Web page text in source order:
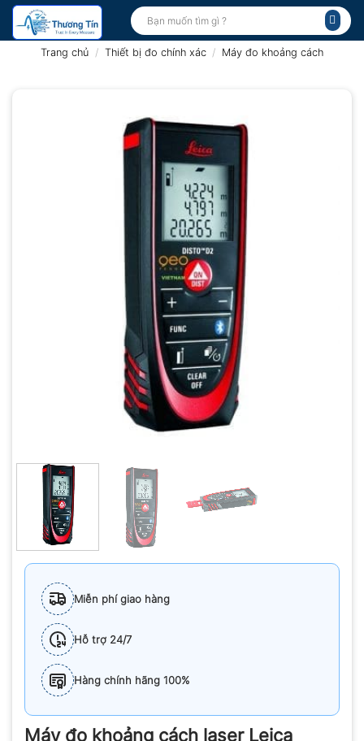
Bỏ
qua
Tìm
kiếm:
Trang chủ / Thiết bị đo chính xác / Máy đo khoảng cách
Miễn phí giao hàng
Hỗ trợ 24/7
Hàng chính hãng 100%
Máy đo khoảng cách laser Leica